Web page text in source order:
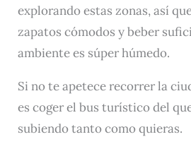
explorando estas zonas, así
zapatos cómodos y beber
ambiente es súper húmedo.
Si no te apetece recorrer la
es coger el bus turístico del
subiendo tanto como quieras.